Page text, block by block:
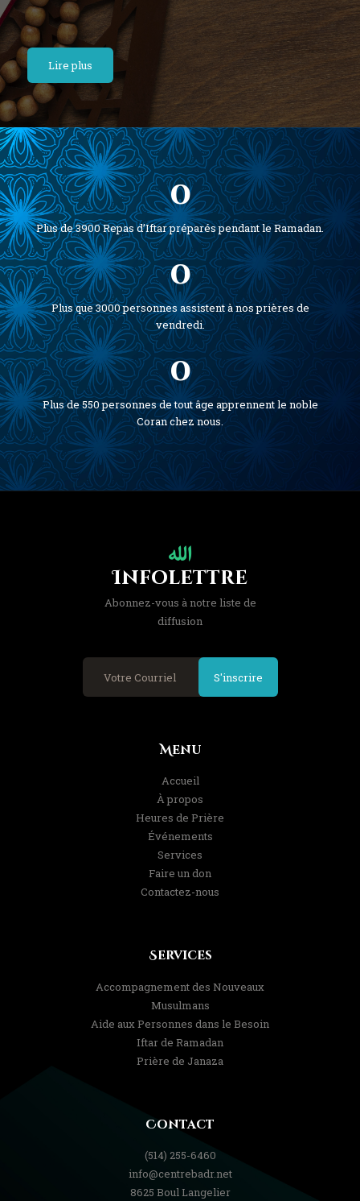
Lire plus
0
Plus de 3900 Repas d’Iftarpréparés pendant le Ramadan.
0
Plus que 3000 personnes assistentà nos prières de
vendredi.
0
Plus de 550 personnes de tout âge apprennent le noble
Coran chez nous.
Infolettre
Abonnez-vous à notre liste de
diffusion
S'inscrire
Menu
Accueil
À propos
Heures de Prière
Événements
Services
Faire un don
Contactez-nous
Services
Accompagnement des Nouveaux
Musulmans
Aide aux Personnes dans le Besoin
Iftar de Ramadan
Prière de Janaza
Contact
(514) 255-6460
info@centrebadr.net
8625 Boul Langelier